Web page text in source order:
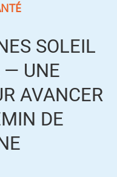
SOLEIL
UNE
AVANCER
DE